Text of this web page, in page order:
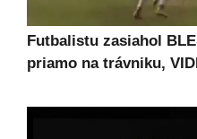
Futbalistu zasiahol
priamo na trávniku,